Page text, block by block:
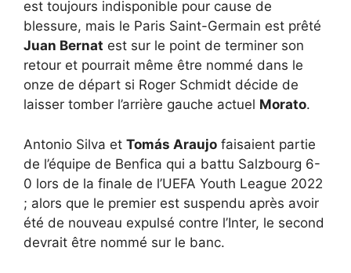
est toujours indisponible pour cause de
blessure, mais le Paris Saint-Germain est prêté
Juan Bernat est sur le point de terminer son
retour et pourrait même être nommé dans le
onze de départ si Roger Schmidt décide de
laisser tomber l’arrière gauche actuel Morato.
Antonio Silva et Tomás Araujo faisaient partie
de l’équipe de Benfica qui a battu Salzbourg 6-
0 lors de la finale de l’UEFA Youth League 2022
; alors que le premier est suspendu après avoir
été de nouveau expulsé contre l’Inter, le second
devrait être nommé sur le banc.